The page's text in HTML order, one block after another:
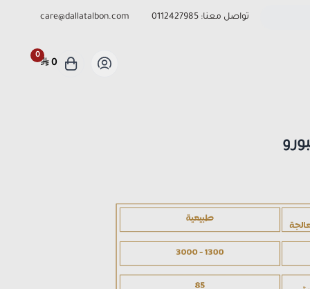
تواصل معنا: 0112427985
care@dallatalbon.com
0
0